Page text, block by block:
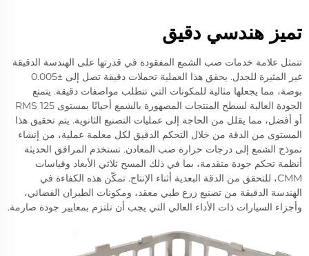
تميز هندسي دقيق
تتمثل علامة خدمات صب الشمع المفقودة في قدرتها على الهندسة الدقيقة
غير المثيرة للجدل. يحقق هذا العملية تحملات دقيقة تصل إلى ±0.005
بوصة، مما يجعلها مثالية للمكونات التي تتطلب مواصفات دقيقة. يتمتع
الجودة العالية لسطح المنتجات المصهورة بالشمع أحيانًا بمستوى 125 RMS
أو أفضل، مما يقلل من الحاجة إلى عمليات التصنيع الثانوية. يتم تحقيق هذا
المستوى من الدقة من خلال التحكم الدقيق لكل معلمة عملية، من إنشاء
نموذج الشمع إلى درجات حرارة صب المعادن. تستخدم المرافق الحديثة
أنظمة تحكم جودة متقدمة، بما في ذلك المسح ثلاثي الأبعاد وقياسات
CMM، للتحقق من الدقة البعدية أثناء الإنتاج. تمكّن هذه الكفاءة في
الهندسة الدقيقة من تصنيع زرع طبي معقد، ومكونات الطيران الفضائي،
وأجزاء السيارات ذات الأداء العالي التي يجب أن تلتزم بمعايير جودة صارمة.